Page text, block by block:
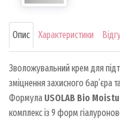
Опис Характеристики
Зволожувальний крем для
зміцнення захисного бар’єра
Формула USOLAB Bio
комплекс із 9 форм